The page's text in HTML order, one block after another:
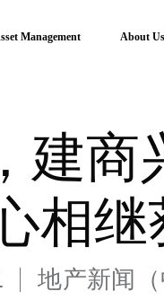
Management About Us
建商
相
地产新闻（